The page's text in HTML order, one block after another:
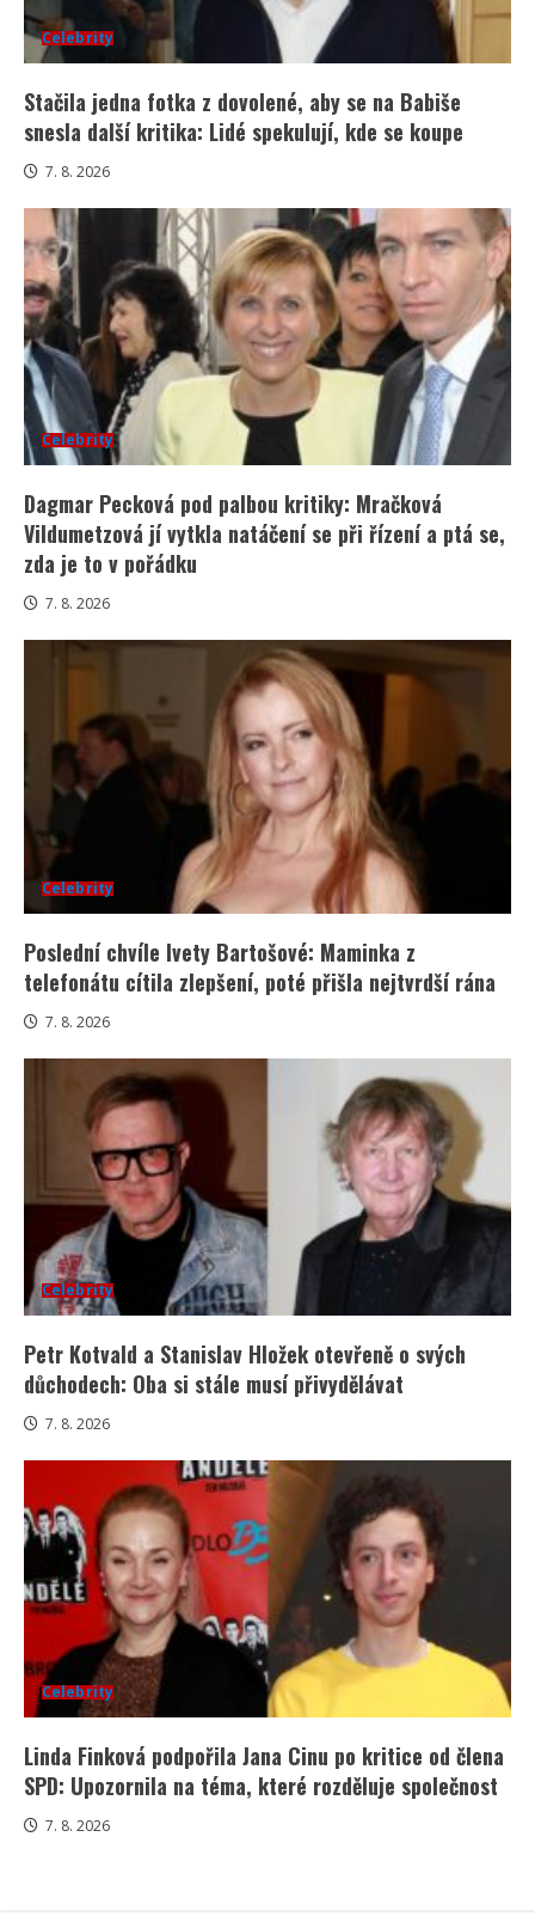
Celebrity
Stačila jedna fotka z dovolené, aby se na Babiše
snesla další kritika: Lidé spekulují, kde se koupe
7. 8. 2026
Celebrity
Dagmar Pecková pod palbou kritiky: Mračková
Vildumetzová jí vytkla natáčení se při řízení a ptá se,
zda je to v pořádku
7. 8. 2026
Celebrity
Poslední chvíle Ivety Bartošové: Maminka z
telefonátu cítila zlepšení, poté přišla nejtvrdší rána
7. 8. 2026
Celebrity
Petr Kotvald a Stanislav Hložek otevřeně o svých
důchodech: Oba si stále musí přivydělávat
7. 8. 2026
Celebrity
Linda Finková podpořila Jana Cinu po kritice od člena
SPD: Upozornila na téma, které rozděluje společnost
7. 8. 2026